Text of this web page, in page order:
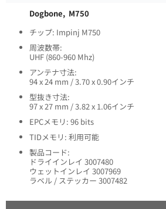
Dogbone, M750
チップ: Impinj M750
周波数帯:
UHF (860-960 Mhz)
アンテナ寸法:
94 x 24 mm / 3.70 x 0.90インチ
型抜き寸法:
97 x 27 mm / 3.82 x 1.06インチ
EPCメモリ: 96 bits
TIDメモリ: 利用可能
製品コード:
ドライインレイ 3007480
ウェットインレイ 3007969
ラベル / ステッカー 3007482